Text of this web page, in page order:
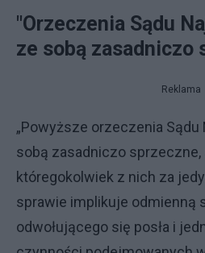
"Orzeczenia Sądu
ze sobą zasadniczo
Reklama
„Powyższe orzeczenia
sobą zasadniczo sprzeczne,
któregokolwiek z nich za
sprawie implikuje odmienną
odwołującego się posła i